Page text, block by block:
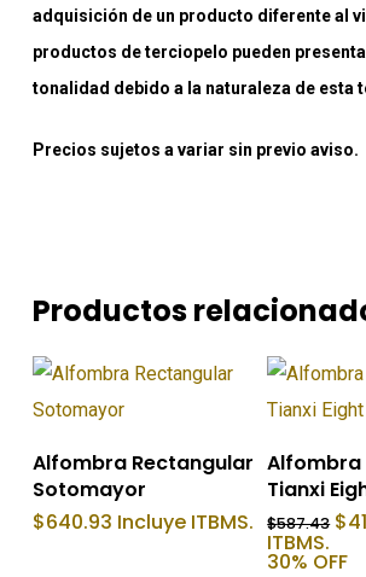
adquisición de un producto diferente al
productos de terciopelo pueden
tonalidad debido a la naturaleza de esta
Precios sujetos a variar sin previo aviso.
Productos
Añadir Al Carrito
Alfombra Rectangular
Sotomayor
$640.93 Incluye ITBMS.
Alfombra
Tianxi
$587.43 El
$
ITBMS.
30% OFF